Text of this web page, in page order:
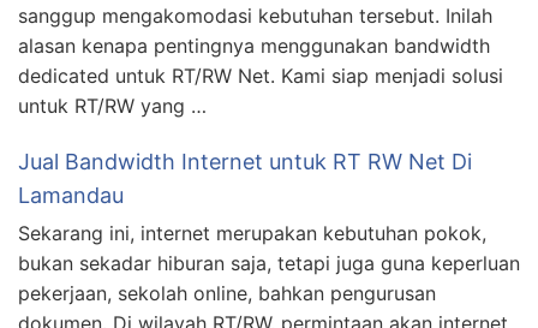
sanggup mengakomodasi kebutuhan tersebut. Inilah
alasan kenapa pentingnya menggunakan bandwidth
dedicated untuk RT/RW Net. Kami siap menjadi solusi
untuk RT/RW yang …
Jual Bandwidth Internet untuk RT RW Net Di
Lamandau
Sekarang ini, internet merupakan kebutuhan pokok,
bukan sekadar hiburan saja, tetapi juga guna keperluan
pekerjaan, sekolah online, bahkan pengurusan